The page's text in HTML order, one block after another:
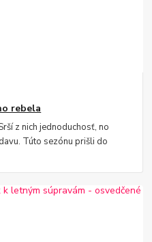
rebela
z nich jednoduchosť, no
Túto sezónu prišli do